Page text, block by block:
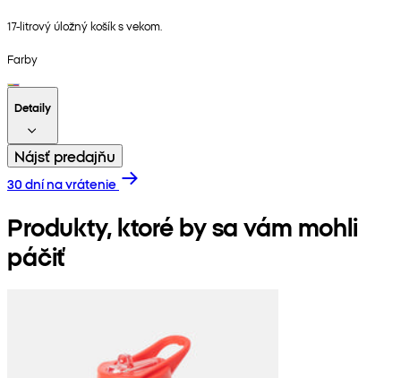
17-litrový úložný košík s vekom.
Farby
Detaily
Nájsť predajňu
30 dní na vrátenie
Produkty, ktoré by sa vám mohli
páčiť